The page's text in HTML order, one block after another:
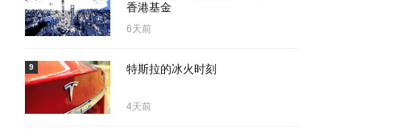
香港基金
6天前
特斯拉的冰火时刻
4天前
9